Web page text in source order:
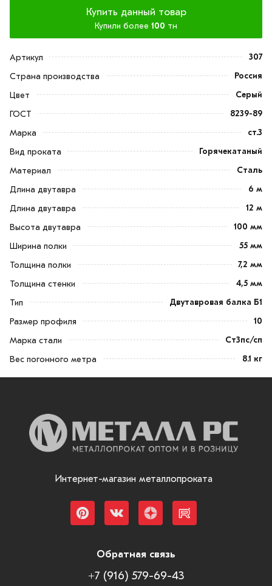
Купить данный товар
Купили более 100 тн
Артикул
307
Страна производства
Россия
Цвет
Серый
ГОСТ
8239-89
Марка
ст.3
Вид проката
Горячекатаный
Материал
Сталь
Длина двутавра
6 м
Длина двутавра
12 м
Высота двутавра
100 мм
Ширина полки
55 мм
Толщина полки
7,2 мм
Толщина стенки
4,5 мм
Тип
Двутавровая балка Б1
Размер профиля
10
Марка стали
Ст3пс/сп
Вес погонного метра
8.1 кг
Интернет-магазин металлопроката
Обратная связь
+7 (916) 579-69-43